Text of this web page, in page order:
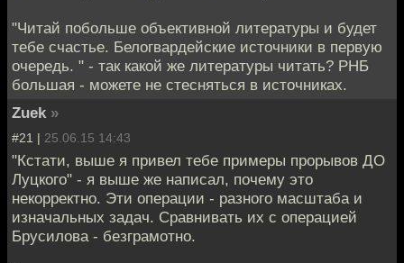
"Читай побольше объективной литературы и будет
тебе счастье. Белогвардейские источники в первую
очередь. " - так какой же литературы читать? РНБ
большая - можете не стесняться в источниках.
Zuek »
#21 | 25.06.15 14:43
"Кстати, выше я привел тебе примеры прорывов ДО
Луцкого" - я выше же написал, почему это
некорректно. Эти операции - разного масштаба и
изначальных задач. Сравнивать их с операцией
Брусилова - безграмотно.